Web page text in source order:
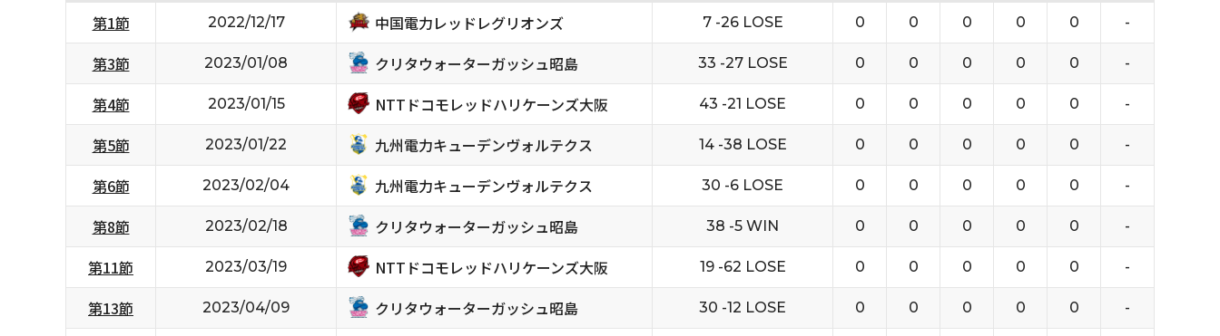
第1節 2022/12/17 中国電力レッドレグリオンズ 7 -26 LOSE 0 0 0 0 0 -
第3節 2023/01/08 クリタウォーターガッシュ昭島 33 -27 LOSE 0 0 0 0 0 -
第4節 2023/01/15 NTTドコモレッドハリケーンズ大阪 43 -21 LOSE 0 0 0 0 0 -
第5節 2023/01/22 九州電力キューデンヴォルテクス 14 -38 LOSE 0 0 0 0 0 -
第6節 2023/02/04 九州電力キューデンヴォルテクス 30 -6 LOSE 0 0 0 0 0 -
第8節 2023/02/18 クリタウォーターガッシュ昭島 38 -5 WIN 0 0 0 0 0 -
第11節 2023/03/19 NTTドコモレッドハリケーンズ大阪 19 -62 LOSE 0 0 0 0 0 -
第13節 2023/04/09 クリタウォーターガッシュ昭島 30 -12 LOSE 0 0 0 0 0 -